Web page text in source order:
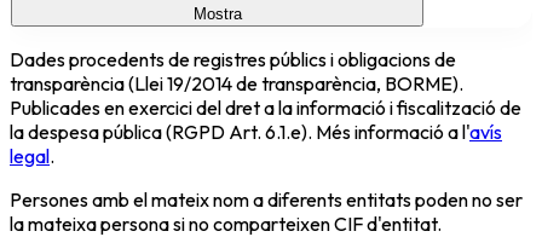
Mostra
Dades procedents de registres públics i obligacions de
transparència (Llei 19/2014 de transparència, BORME).
Publicades en exercici del dret a la informació i fiscalització de
la despesa pública (RGPD Art. 6.1.e). Més informació a l'avís
legal.
Persones amb el mateix nom a diferents entitats poden no ser
la mateixa persona si no comparteixen CIF d'entitat.